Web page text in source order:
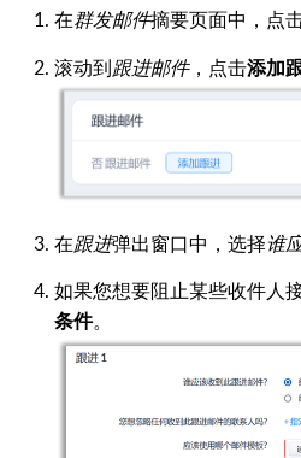
在群发邮件摘要页面中，点
滚动到跟进邮件，点击添加
在跟进弹出窗口中，选择谁
如果您想要阻止某些收件人
条件。